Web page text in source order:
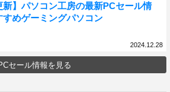
新】パソコン工房の最新PCセール情
すめゲーミングパソコン
2024.12.28
セール情報を見る